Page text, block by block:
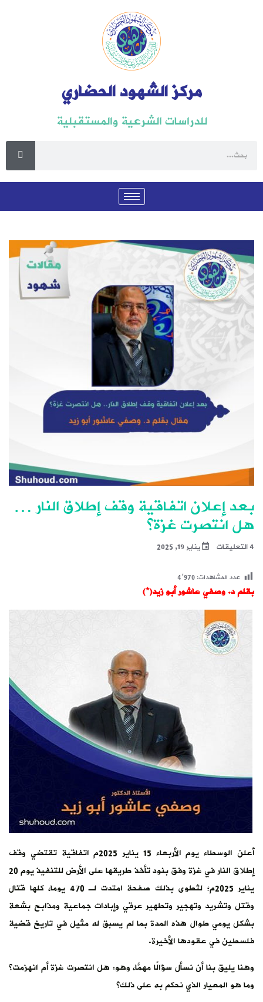
مركز الشهود الحضاري
للدراسات الشرعية والمستقبلية
بعد إعلان اتفاقية وقف إطلاق النار …
هل انتصرت غزة؟
4 التعليقات يناير 19, 2025
عدد المشاهدات:4٬970
بقلم د. وصفي عاشور أبو زيد(*)
أعلن الوسطاء يوم الأربعاء 15 يناير 2025م اتفاقية تقتضي وقف
إطلاق النار في غزة وفق بنود تأخذ طريقها على الأرض للتنفيذ يوم 20
يناير 2025م؛ لتُطوى بذلك صفحة امتدت لـ 470 يوما، كلها قتال
وقتل وتشريد وتهجير وتطهير عرقي وإبادات جماعية ومذابح بشعة
بشكل يومي طوال هذه المدة بما لم يسبق له مثيل في تاريخ قضية
فلسطين في عقودها الأخيرة.
وهنا يليق بنا أن نسأل سؤالًا مهمًّا، وهو: هل انتصرت غزة أم انهزمت؟
وما هو المعيار الذي نحكم به على ذلك؟